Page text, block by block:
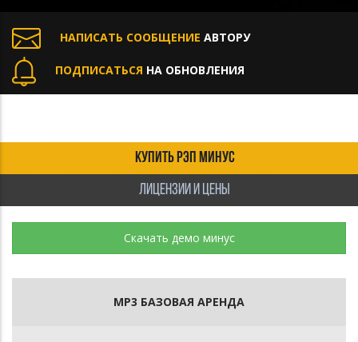
НАПИСАТЬ СООБЩЕНИЕ АВТОРУ
ПОДПИСАТЬСЯ НА ОБНОВЛЕНИЯ
КУПИТЬ РЭП МИНУС
ЛИЦЕНЗИИ И ЦЕНЫ
Скачать демо минус
MP3 БАЗОВАЯ АРЕНДА